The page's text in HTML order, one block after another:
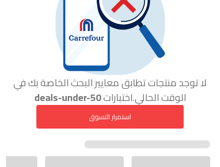
لا توجد منتجات تطابق معايير البحث الخاصة بك في
الوقت الحالي.اختباراتdeals-under-50
استمرار التسوق